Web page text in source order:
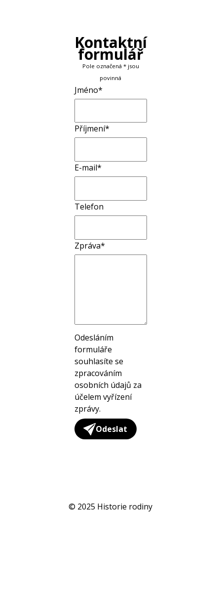
Kontaktní
formulář
Pole označená * jsou
povinná
Jméno*
Příjmení*
E-mail*
Telefon
Zpráva*
Odesláním
formuláře
souhlasíte se
zpracováním
osobních údajů za
účelem vyřízení
zprávy.
Odeslat
© 2025 Historie rodiny